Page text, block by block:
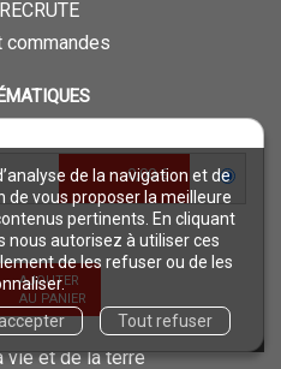
de la navigation et de
de vous proposer la meilleure
pertinents. En cliquant
nous autorisez à utiliser ces
de les refuser ou de les
Tout refuser
0,00 €
AJOUTER
AU PANIER
commandes
nutrition humaine
animales
et environnement
du Sud
et aquacoles
vie et de la terre